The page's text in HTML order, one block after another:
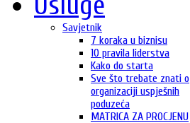
Savjetnik
7 koraka u biznisu
10 pravila liderstva
Kako do starta
Sve što trebate znati o
organizaciji uspješnih
poduzeća
MATRICA ZA PROCJENU